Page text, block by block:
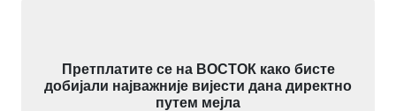
Претплатите се на ВОСТОК како бисте
добијали најважније вијести дана директно
путем мејла